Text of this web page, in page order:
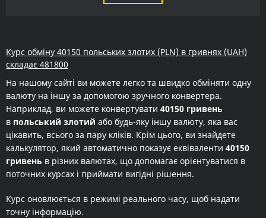
Курс обміну 40150 польських злотих (PLN) в гривнях (UAH)
складає 481800
На нашому сайті ви можете легко та швидко обміняти одну
валюту на іншу за допомогою зручного конвертера.
Наприклад, ви можете конвертувати 40150 гривень
в польський злотий або будь-яку іншу валюту, яка вас
цікавить, всього за пару кліків. Крім цього, ви знайдете
калькулятор, який автоматично показує еквіваленти 40150
гривень в різних валютах, що допомагає орієнтуватися в
поточних курсах і приймати вигідні рішення.
Курс оновлюється в режимі реального часу, щоб надати
точну інформацію.